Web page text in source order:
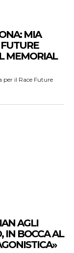
MIA
MEMORIAL
per il Race Future
AGLI
IN BOCCA AL